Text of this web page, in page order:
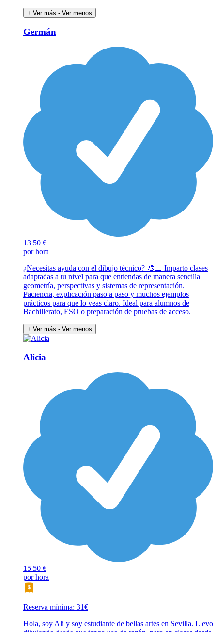
+ Ver más - Ver menos
Germán
13 50 €
por hora
¿Necesitas ayuda con el dibujo técnico? 🎨📐 Imparto clases
adaptadas a tu nivel para que entiendas de manera sencilla
geometría, perspectivas y sistemas de representación.
Paciencia, explicación paso a paso y muchos ejemplos
prácticos para que lo veas claro. Ideal para alumnos de
Bachillerato, ESO o preparación de pruebas de acceso.
+ Ver más - Ver menos
Alicia
15 50 €
por hora
Reserva mínima: 31€
Hola, soy Ali y soy estudiante de bellas artes en Sevilla. Llevo